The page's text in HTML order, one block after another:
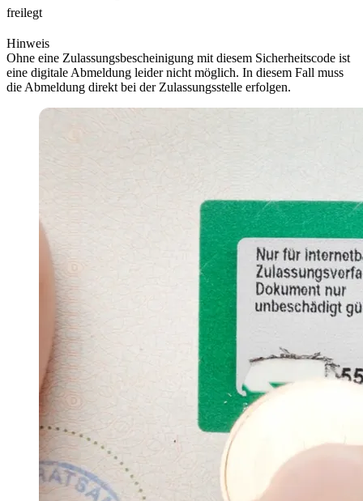
freilegt
Hinweis
Ohne eine Zulassungsbescheinigung mit diesem Sicherheitscode ist
eine digitale Abmeldung leider nicht möglich. In diesem Fall muss
die Abmeldung direkt bei der Zulassungsstelle erfolgen.